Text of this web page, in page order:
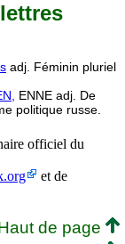
adj. Féminin pluriel
ENNE adj. De
politique russe.
officiel du
et de
de page